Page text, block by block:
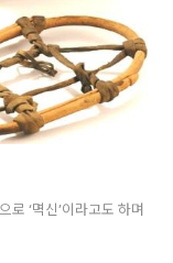
‘멱신’이라고도 하며